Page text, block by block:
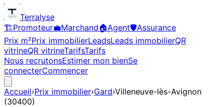
Terralyse
🏗️Promoteur💼Marchand🏠Agent🛡️Assurance
Prix m²Prix immobilierLeadsLeads immobilierQR
vitrineQR vitrineTarifsTarifs
Nous recrutonsEstimer mon bienSe
connecterCommencer
Accueil›Prix immobilier›Gard›Villeneuve-lès-Avignon
(30400)